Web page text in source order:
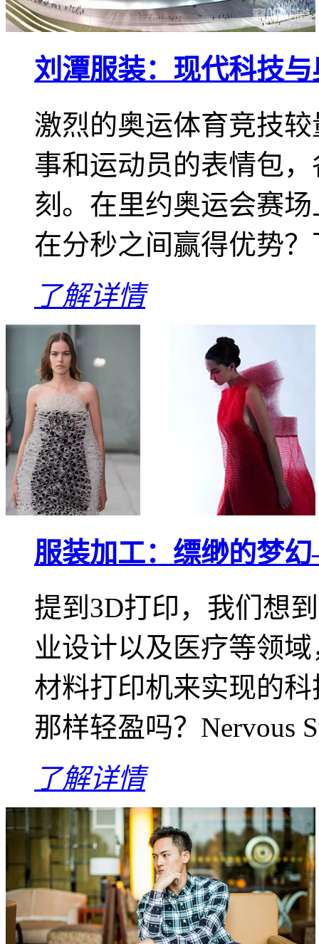
刘潭服装：现代科技
激烈的奥运体育竞技
事和运动员的表情包
刻。在里约奥运会赛
在分秒之间赢得优势
了解详情
服装加工：缥缈的梦
提到3D打印，我们想
业设计以及医疗等领
材料打印机来实现的
那样轻盈吗？Nervous
了解详情